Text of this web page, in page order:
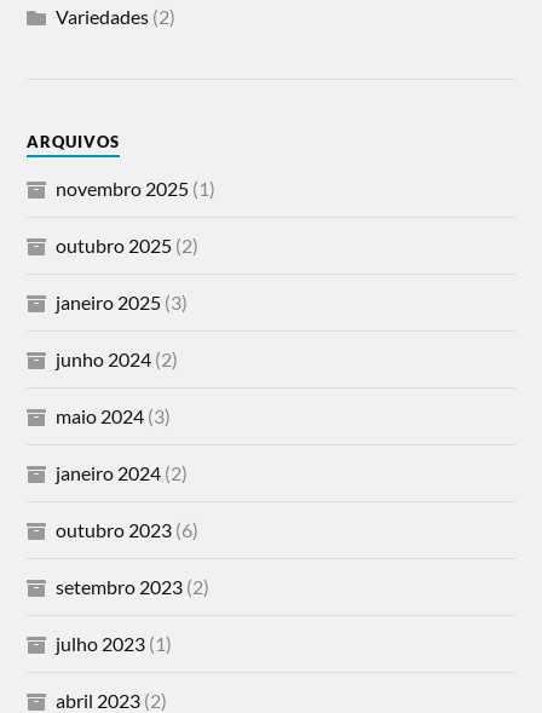
Variedades (2)
ARQUIVOS
novembro 2025 (1)
outubro 2025 (2)
janeiro 2025 (3)
junho 2024 (2)
maio 2024 (3)
janeiro 2024 (2)
outubro 2023 (6)
setembro 2023 (2)
julho 2023 (1)
abril 2023 (2)